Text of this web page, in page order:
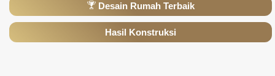
Desain Rumah Terbaik
Hasil Konstruksi